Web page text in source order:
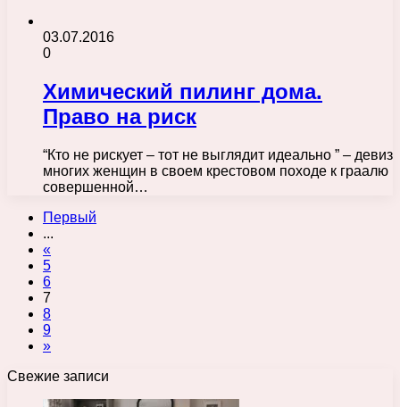
03.07.2016
0
Химический пилинг дома.
Право на риск
“Кто не рискует – тот не выглядит идеально ” – девиз
многих женщин в своем крестовом походе к граалю
совершенной…
Первый
...
«
5
6
7
8
9
»
Свежие записи